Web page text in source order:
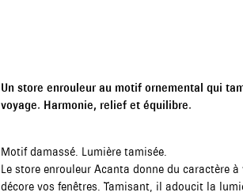
Un store enrouleur au motif ornemental qui
voyage. Harmonie, relief et équilibre.
Motif damassé. Lumière tamisée.
Le store enrouleur Acanta donne du caractère
décore vos fenêtres. Tamisant, il adoucit la